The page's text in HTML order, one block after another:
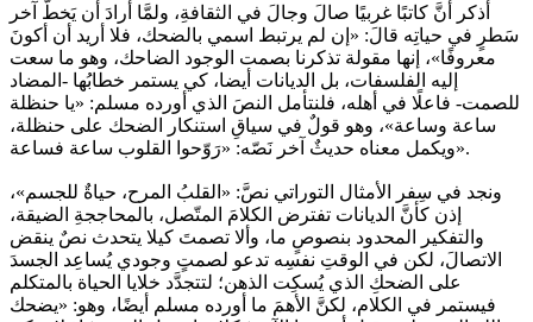
أذكر أنَّ كاتبًا غربيًا صالَ وجالَ في الثقافةِ، ولمَّا أرادَ أن يَخطّ آخر
سَطرٍ في حياتِه قالَ: «إن لم يرتبط اسمي بالضحك، فلا أريد أن أكونَ
معروفًا»، إنها مقولة تذكرنا بصمت الوجود الضاحك، وهو ما سعت
إليه الفلسفات، بل الديانات أيضا، كي يستمر خطابُها -المضاد
للصمت- فاعلًا في أهله، فلنتأمل النصَ الذي أورده مسلم: «يا حنظلة
ساعة وساعة»، وهو قولٌ في سياقِ استنكار الضحك على حنظلة،
ويكمل معناه حديثٌ آخر نَصّه: «رَوّحوا القلوب ساعة فساعة».
ونجد في سِفر الأمثال التوراتي نصَّ: «القلبُ المرح، حياةٌ للجسم»،
إذن كأنَّ الديانات تفترض الكلامَ المتّصل، بالمحاججةِ الضيقة،
والتفكير المحدود بنصوصٍ ما، وألا تصمتَ كيلا يتحدث نصٌ ينقض
الاتصالَ، لكن في الوقتِ نفسِه تدعو لصمتٍ وجودي يُساعِد الجسدَ
على الضحكِ الذي يُسكِت الذهن؛ لتتجدَّد خلايا الحياة بالمتكلم
فيستمر في الكلام، لكنَّ الأهمَ ما أورده مسلم أيضًا، وهو: «يضحك